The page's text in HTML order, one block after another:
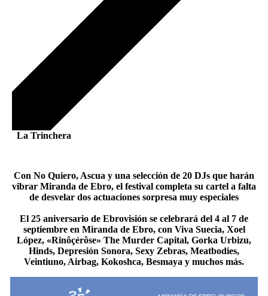
La Trinchera
Con No Quiero, Ascua y una selección de 20 DJs que harán
vibrar Miranda de Ebro, el festival completa su cartel a falta
de desvelar dos actuaciones sorpresa muy especiales
El 25 aniversario de Ebrovisión se celebrará del 4 al 7 de
septiembre en Miranda de Ebro, con Viva Suecia, Xoel
López, «Rinôçérôse» The Murder Capital, Gorka Urbizu,
Hinds, Depresión Sonora, Sexy Zebras, Meatbodies,
Veintiuno, Airbag, Kokoshca, Besmaya y muchos más.